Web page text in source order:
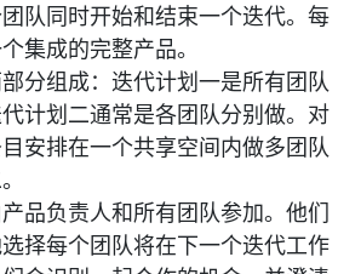
队同时开始和结束一个迭代。每
集成的完整产品。
分组成：迭代计划一是所有团队
计划二通常是各团队分别做。对
安排在一个共享空间内做多团队
品负责人和所有团队参加。他们
择每个团队将在下一个迭代工作